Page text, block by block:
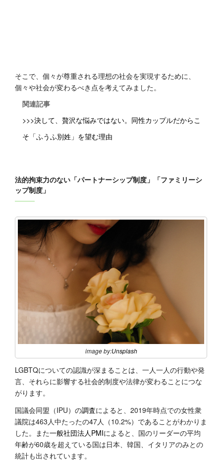
そこで、個々が尊重される理想の社会を実現するために、
個々や社会が変わるべき点を考えてみました。
関連記事
>>>決して、贅沢な悩みではない。同性カップルだからこ
そ「ふうふ別姓」を望む理由
法的拘束力のない「パートナーシップ制度」「ファミリーシ
ップ制度」
image by:Unsplash
LGBTQについての認識が深まることは、一人一人の行動や発
言、それらに影響する社会的制度や法律が変わることにつな
がります。
国議会同盟（IPU）の調査によると、2019年時点での女性衆
議院は463人中たったの47人（10.2%）であることがわかりま
した。また一般社団法人PMIによると、国のリーダーの平均
年齢が60歳を超えている国は日本、韓国、イタリアのみとの
統計も出されています。